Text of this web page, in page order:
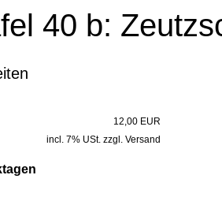
40 b:
12,00 EUR
incl. 7% USt. zzgl. Versand